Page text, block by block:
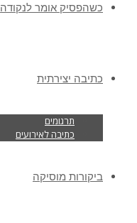
כשהפסיק אומר לנקודה
כתיבה יצירתית
תרגומים
כתיבה לאירועים
ביקורות מוסיקה